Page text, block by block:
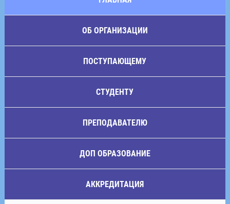
ОБ ОРГАНИЗАЦИИ
ПОСТУПАЮЩЕМУ
СТУДЕНТУ
ПРЕПОДАВАТЕЛЮ
ДОП ОБРАЗОВАНИЕ
АККРЕДИТАЦИЯ